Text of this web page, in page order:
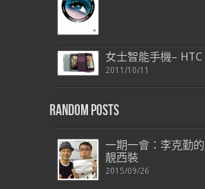
女士智能手機– HTC
2011/10/11
Random Posts
一期一會：李克勤
靚西裝
2015/09/26